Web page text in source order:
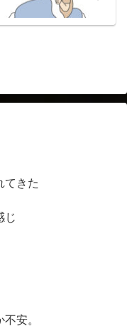
てきた
じ
安。